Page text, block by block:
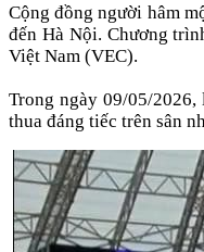
Cộng đồng người hâm
đến Hà Nội. Chương
Việt Nam (VEC).
Trong ngày 09/05/
thua đáng tiếc trên sân